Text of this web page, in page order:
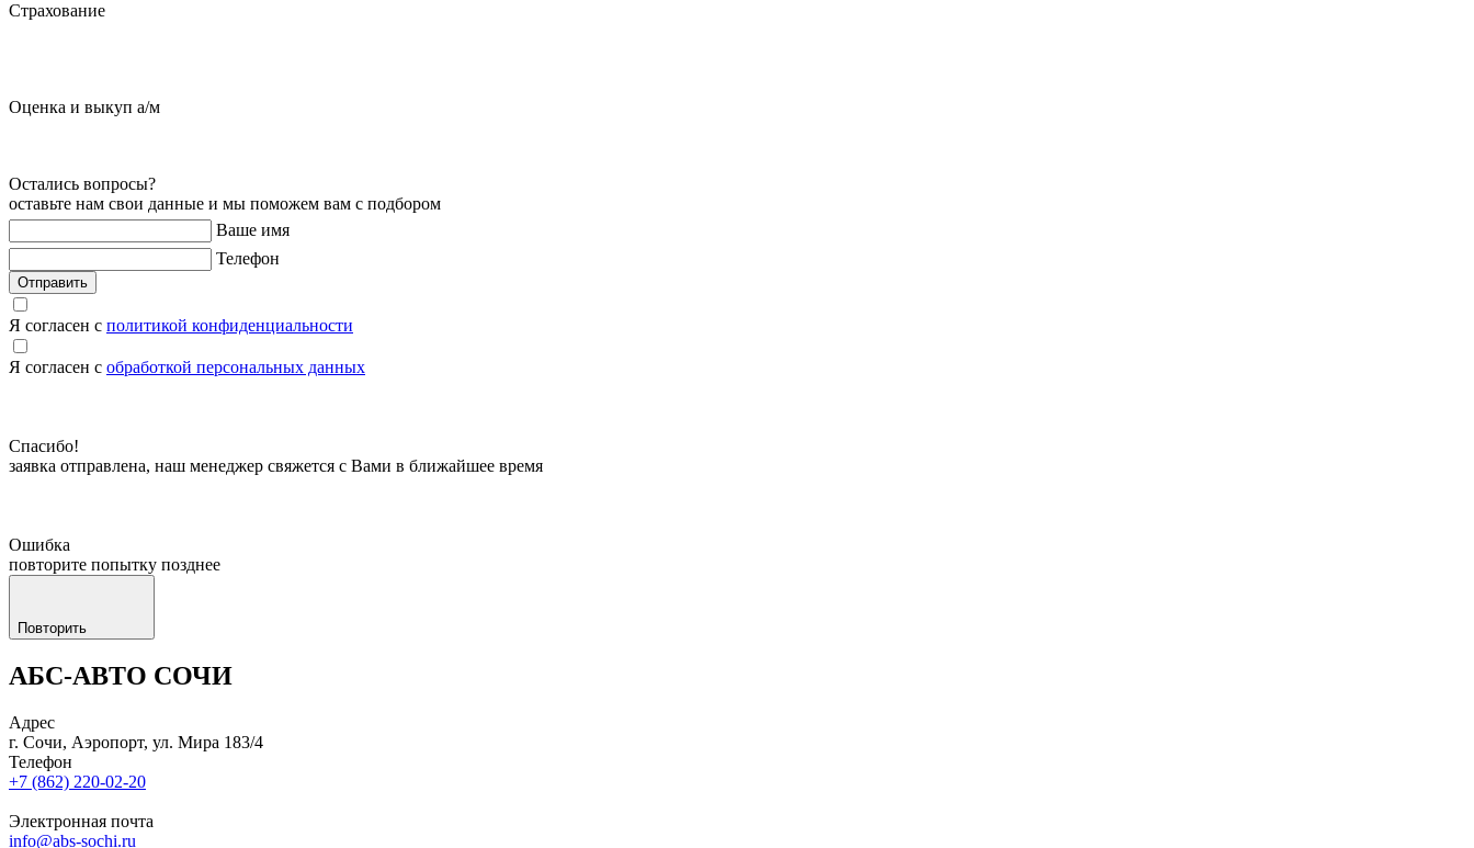
Страхование
Оценка и выкуп а/м
Остались вопросы?
оставьте нам свои данные и мы поможем вам с подбором
Ваше имя
Телефон
Отправить
Я согласен с политикой конфиденциальности
Я согласен с обработкой персональных данных
Спасибо!
заявка отправлена, наш менеджер свяжется с Вами в ближайшее время
Ошибка
повторите попытку позднее
Повторить
АБС-АВТО СОЧИ
Адрес
г. Сочи, Аэропорт, ул. Мира 183/4
Телефон
+7 (862) 220-02-20
Электронная почта
info@abs-sochi.ru